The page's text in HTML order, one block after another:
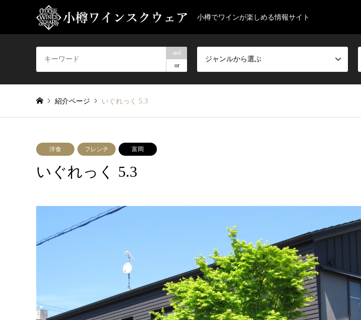
小樽でワインが楽しめる情報サイト
and
or
ジャンルから選ぶ
紹介ページ いぐれっく 5.3
洋食 フレンチ 富岡
いぐれっく 5.3